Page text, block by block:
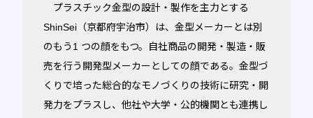
プラスチック金型の設計・製作を主力とする
ShinSei（京都府宇治市）は、金型メーカーとは別
のもう1 つの顔をもつ。自社商品の開発・製造・販
売を行う開発型メーカーとしての顔である。金型づ
くりで培った総合的なモノづくりの技術に研究・開
発力をプラスし、他社や大学・公的機関とも連携し